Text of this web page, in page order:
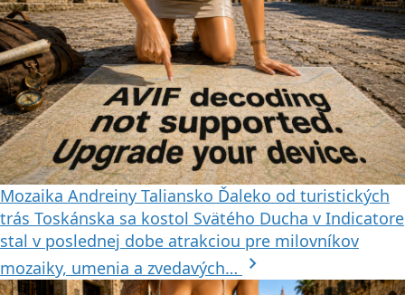
Mozaika Andreiny Taliansko Ďaleko od turistických
trás Toskánska sa kostol Svätého Ducha v Indicatore
stal v poslednej dobe atrakciou pre milovníkov
mozaiky, umenia a zvedavých… chevron_right